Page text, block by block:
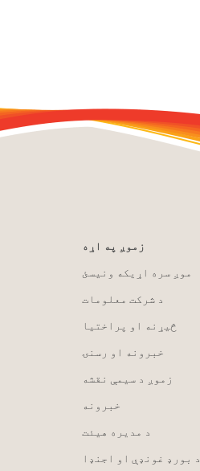
زموږ په اړه
موږ سره اړیکه ونیسئ
د شرکت معلومات
څیړنه او پراختیا
خبرونه او رسنۍ
زموږ د سیمې نقشه
خبرونه
د مدیره هیئت
د بورډ غونډې او اجنډا